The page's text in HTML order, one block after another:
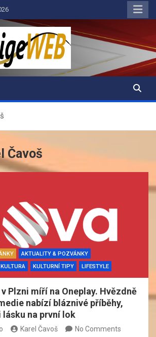
Čavoš
AKTUALITY & POZVÁNKY
KULTURA KULTURNÍ TIPY LIFESTYLE
Plzni míří na Oneplay. Hvězdně
nabízí bláznivé příběhy,
lásku na první lok
Karel Čavoš No Comments